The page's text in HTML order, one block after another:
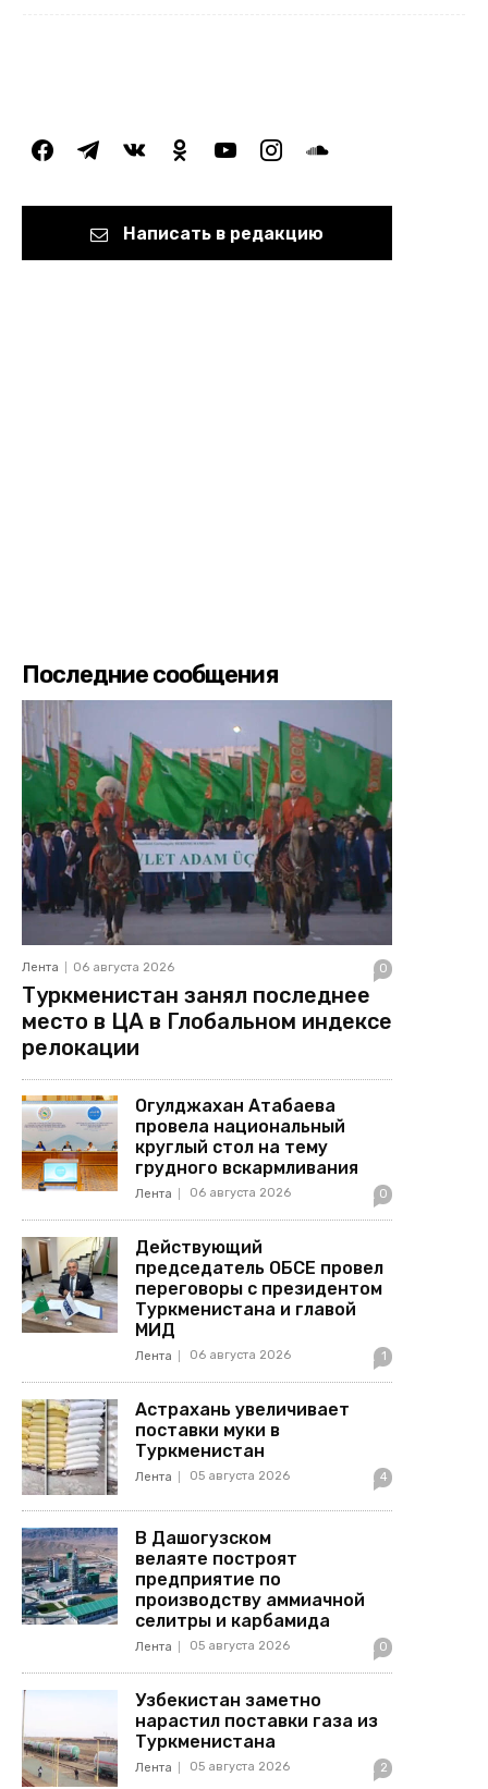
facebooktelegramvkontakteodnoklassniki
youtubeinstagramsoundcloud
Написать в редакцию
Последние сообщения
Лента 06 августа 2026 0
Туркменистан занял последнее
место в ЦА в Глобальном индексе
релокации
Огулджахан Атабаева
провела национальный
круглый стол на тему
грудного вскармливания
Лента 06 августа 2026 0
Действующий
председатель ОБСЕ провел
переговоры с президентом
Туркменистана и главой
МИД
Лента 06 августа 2026 1
Астрахань увеличивает
поставки муки в
Туркменистан
Лента 05 августа 2026 4
В Дашогузском
велаяте построят
предприятие по
производству аммиачной
селитры и карбамида
Лента 05 августа 2026 0
Узбекистан заметно
нарастил поставки газа из
Туркменистана
Лента 05 августа 2026 2